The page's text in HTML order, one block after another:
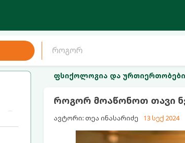
ფსიქოლოგია და ურთიერთობები
როგორ მოაწონოთ თავი
ავტორი: თეა ინასარიძე 13 სექ 2024